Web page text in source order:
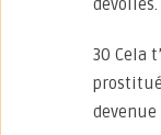
dévoilés.
30 Cela